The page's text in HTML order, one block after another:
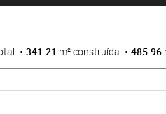
341.21 m² construída 485.96